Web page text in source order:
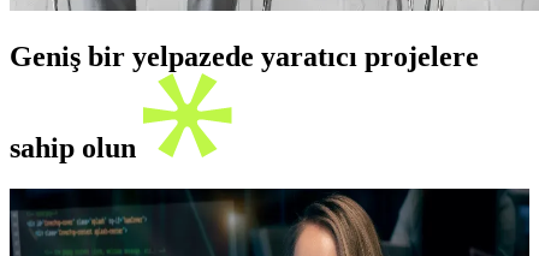
Geniş bir yelpazede yaratıcı projelere
sahip olun